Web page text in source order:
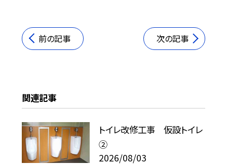
前の記事 次の記事
関連記事
トイレ改修工事 仮設トイレ
②
2026/08/03